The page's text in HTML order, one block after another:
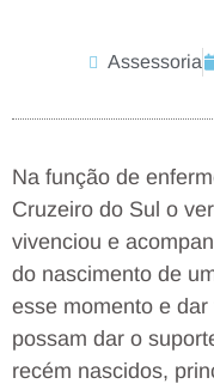
Assessoria
Na função de
Cruzeiro do Sul o
vivenciou e
do nascimento de
esse momento e
possam dar o
recém nascidos,